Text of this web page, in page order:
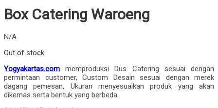
Box Catering Waroeng
N/A
Out of stock
Yogyakartas.com memproduksi Dus Catering sesuai dengan
permintaan customer, Custom Desain sesuai dengan merek
dagang pemesan, Ukuran menyesuaikan produk yang akan
dikemas serta bentuk yang berbeda.